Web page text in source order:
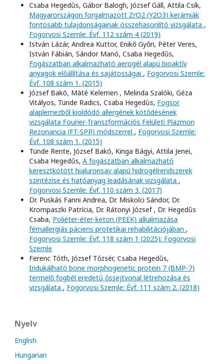
Csaba Hegedűs, Gábor Balogh, József Gáll, Attila Csík,
Magyarországon forgalmazott ZrO2 (Y2O3) kerámiák
fontosabb tulajdonságainak összehasonlító vizsgálata ,
Fogorvosi Szemle: Évf. 112 szám 4 (2019)
István Lázár, Andrea Kuttor, Enikő Győri, Péter Veres,
István Fábián, Sándor Manó, Csaba Hegedűs,
Fogászatban alkalmazható aerogél alapú bioaktív
anyagok előállítása és sajátosságai , Fogorvosi Szemle:
Évf. 108 szám 1. (2015)
József Bakó, Máté Kelemen , Melinda Szalóki, Géza
Vitályos, Tünde Radics, Csaba Hegedűs, Fogsor
alaplemezből kioldódó allergének kötődésének
vizsgálata Fourier-Transzformációs Felületi Plazmon
Rezonancia (FT-SPR) módszerrel , Fogorvosi Szemle:
Évf. 108 szám 1. (2015)
Tünde Rente, József Bakó, Kinga Bágyi, Attila Jenei,
Csaba Hegedűs, A fogászatban alkalmazható
keresztkötött hialuronsav alapú hidrogélrendszerek
szintézise és hatóanyag leadásának vizsgálata ,
Fogorvosi Szemle: Évf. 110 szám 3. (2017)
Dr. Puskás Fanni Andrea, Dr. Miskolci Sándor, Dr.
Krompaszki Patrícia, Dr. Rátonyi József , Dr. Hegedűs
Csaba, Poliéter-éter-keton (PEEK) alkalmazása
fémallergiás páciens protetikai rehabilitációjában ,
Fogorvosi Szemle: Évf. 118 szám 1 (2025): Fogorvosi
Szemle
Ferenc Tóth, József Tőzsér, Csaba Hegedűs,
Indukálható bone morphogenetic protein 7 (BMP-7)
termelő fogbél eredetű őssejtvonal létrehozása és
vizsgálata , Fogorvosi Szemle: Évf. 111 szám 2. (2018)
Nyelv
English
Hungarian